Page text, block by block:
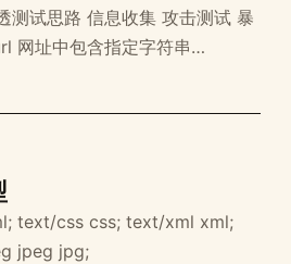
测试思路 信息收集 攻击测试 暴
网址中包含指定字符串
包含指定字符串 intext 内容中
text/css css; text/xml xml;
jpeg jpg;